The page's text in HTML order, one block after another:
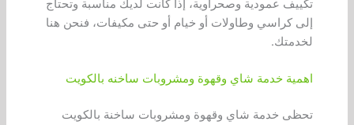
تكييف عمودية وصحراوية، إذا كانت لديك مناسبة وتحتاج
إلى كراسي وطاولات أو خيام أو حتى مكيفات، فنحن هنا
لخدمتك.
اهمية خدمة شاي وقهوة ومشروبات ساخنه بالكويت
تحظى خدمة شاي وقهوة ومشروبات ساخنة بالكويت